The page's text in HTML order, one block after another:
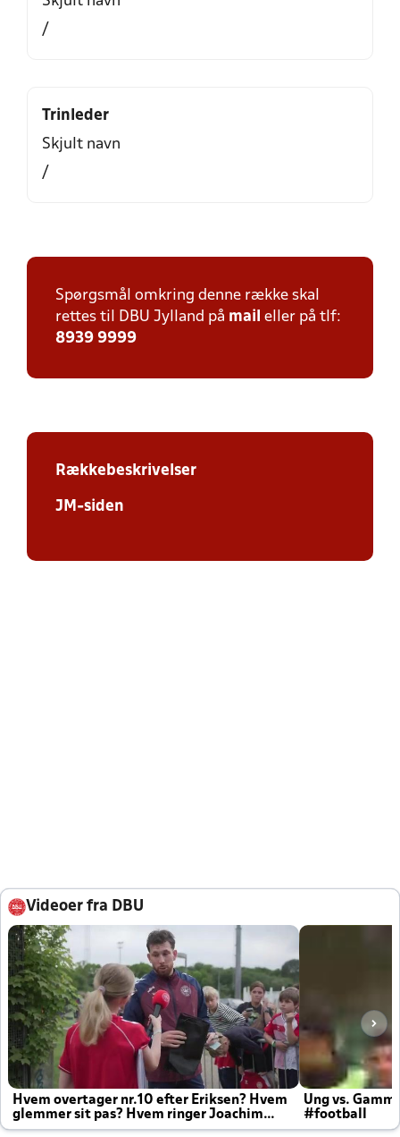
/
Trinleder
Skjult navn
/
Spørgsmål omkring denne række skal
rettes til DBU Jylland på mail eller på tlf:
8939 9999
Rækkebeskrivelser
JM-siden
Videoer fra DBU
Hvem overtager nr.10 efter Eriksen? Hvem
glemmer sit pas? Hvem ringer Joachim
altid til efter kampe?
Ung vs.
#football